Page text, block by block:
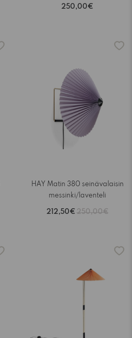
250,00€
HAY Matin 380 seinävalaisin
messinki/laventeli
212,50€ 250,00€